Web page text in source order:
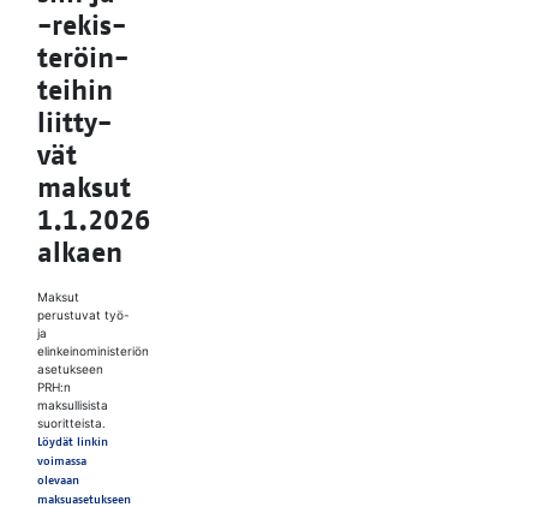
-re­kis­
te­röin­
tei­hin
liit­ty­
vät
mak­sut
1.1.2026
al­kaen
Maksut
perustuvat työ-
ja
elinkeinoministeriön
asetukseen
PRH:n
maksullisista
suoritteista.
Löydät linkin
voimassa
olevaan
maksuasetukseen